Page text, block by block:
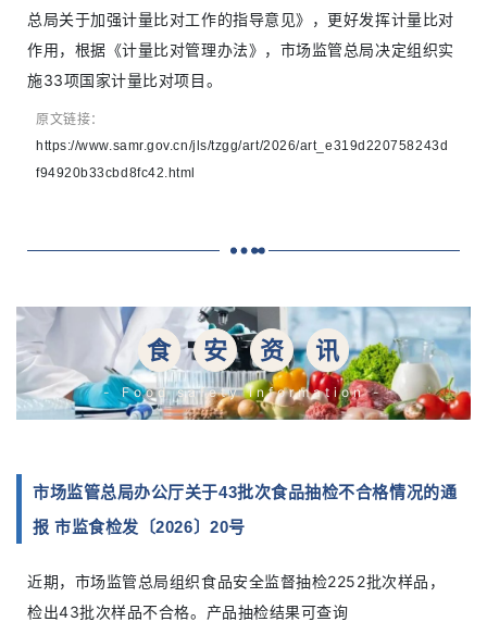
总局关于加强计量比对工作的指导意见》，更好发挥计量比对
作用，根据《计量比对管理办法》，市场监管总局决定组织实
施33项国家计量比对项目。
原文链接：
https://www.samr.gov.cn/jls/tzgg/art/2026/art_e319d220758243d
f94920b33cbd8fc42.html
食 安 资 讯
- Food safety Information -
市场监管总局办公厅关于43批次食品抽检不合格情况的通
报 市监食检发〔2026〕20号
近期，市场监管总局组织食品安全监督抽检2252批次样品，
检出43批次样品不合格。产品抽检结果可查询